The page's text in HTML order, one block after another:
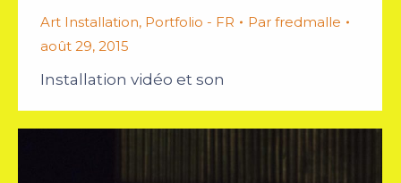
Art Installation, Portfolio - FR Par fredmalle
août 29, 2015
Installation vidéo et son